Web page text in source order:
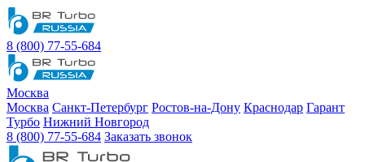
8 (800) 77-55-684
Москва
Москва Санкт-Петербург Ростов-на-Дону Краснодар Гарант
Турбо Нижний Новгород
8 (800) 77-55-684 Заказать звонок